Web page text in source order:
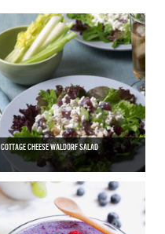
COTTAGE CHEESE WALDORF SALAD